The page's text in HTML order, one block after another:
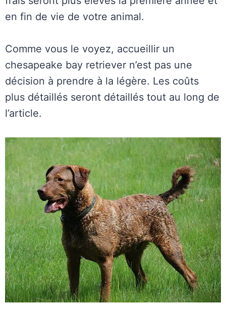
en fin de vie de votre animal.
Comme vous le voyez, accueillir un
chesapeake bay retriever n’est pas une
décision à prendre à la légère. Les coûts
plus détaillés seront détaillés tout au long de
l’article.